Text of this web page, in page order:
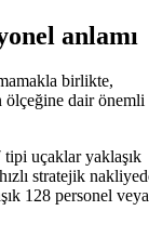
anlamı
birlikte,
ölçeğine dair önemli
uçaklar yaklaşık
stratejik
128 personel veya